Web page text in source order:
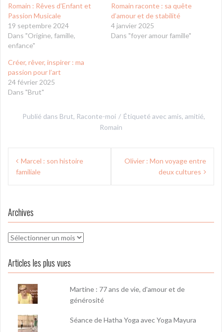
Romain : Rêves d’Enfant et
Passion Musicale
19 septembre 2024
Dans "Origine, famille,
enfance"
Romain raconte : sa quête
d’amour et de stabilité
4 janvier 2025
Dans "foyer amour famille"
Créer, rêver, inspirer : ma
passion pour l’art
24 février 2025
Dans "Brut"
Publié dans Brut, Raconte-moi Étiqueté avec amis, amitié,
Romain
Navigation
deMarcel : son histoire
familiale
Olivier : Mon voyage entre
deux cultures
Archives
Archives
Articles les plus vues
Martine : 77 ans de vie, d'amour et de
générosité
Séance de Hatha Yoga avec Yoga Mayura